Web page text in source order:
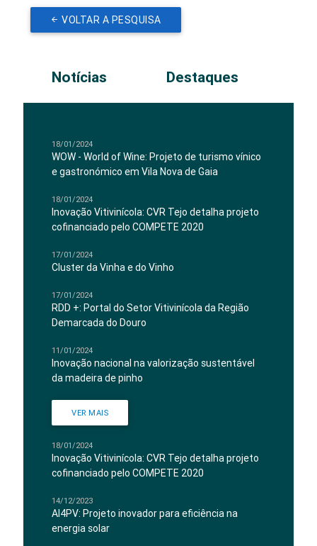
VOLTAR A PESQUISA
Notícias Destaques
18/01/2024
WOW - World of Wine: Projeto de turismo vínico
e gastronómico em Vila Nova de Gaia
18/01/2024
Inovação Vitivinícola: CVR Tejo detalha projeto
cofinanciado pelo COMPETE 2020
17/01/2024
Cluster da Vinha e do Vinho
17/01/2024
RDD +: Portal do Setor Vitivinícola da Região
Demarcada do Douro
11/01/2024
Inovação nacional na valorização sustentável
da madeira de pinho
VER MAIS
18/01/2024
Inovação Vitivinícola: CVR Tejo detalha projeto
cofinanciado pelo COMPETE 2020
14/12/2023
AI4PV: Projeto inovador para eficiência na
energia solar